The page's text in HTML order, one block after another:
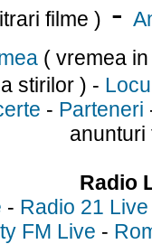
filme ) -
( vremea
stirilor ) -
- Parteneri
anunturi
Radio
- Radio 21 Live
FM Live -